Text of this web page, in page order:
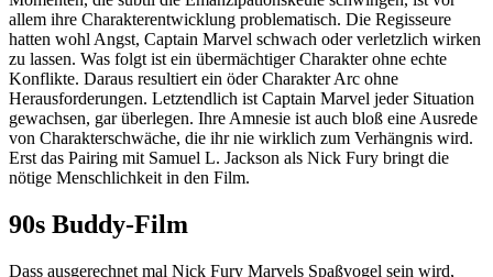
allem ihre Charakterentwicklung problematisch. Die Regisseure
hatten wohl Angst, Captain Marvel schwach oder verletzlich wirken
zu lassen. Was folgt ist ein übermächtiger Charakter ohne echte
Konflikte. Daraus resultiert ein öder Charakter Arc ohne
Herausforderungen. Letztendlich ist Captain Marvel jeder Situation
gewachsen, gar überlegen. Ihre Amnesie ist auch bloß eine Ausrede
von Charakterschwäche, die ihr nie wirklich zum Verhängnis wird.
Erst das Pairing mit Samuel L. Jackson als Nick Fury bringt die
nötige Menschlichkeit in den Film.
90s Buddy-Film
Dass ausgerechnet mal Nick Fury Marvels Spaßvogel sein wird,